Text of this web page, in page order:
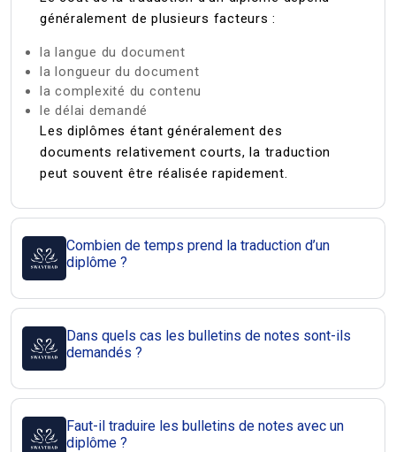
généralement de plusieurs facteurs :
la langue du document
la longueur du document
la complexité du contenu
le délai demandé
Les diplômes étant généralement des
documents relativement courts, la traduction
peut souvent être réalisée rapidement.
Combien de temps prend la traduction d’un
diplôme ?
Dans quels cas les bulletins de notes sont-ils
demandés ?
Faut-il traduire les bulletins de notes avec un
diplôme ?